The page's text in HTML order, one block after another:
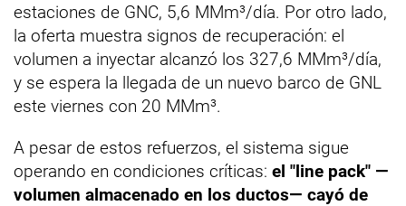
estaciones de GNC, 5,6 MMm³/día. Por otro lado,
la oferta muestra signos de recuperación: el
volumen a inyectar alcanzó los 327,6 MMm³/día,
y se espera la llegada de un nuevo barco de GNL
este viernes con 20 MMm³.
A pesar de estos refuerzos, el sistema sigue
operando en condiciones críticas: el "line pack" —
volumen almacenado en los ductos— cayó de